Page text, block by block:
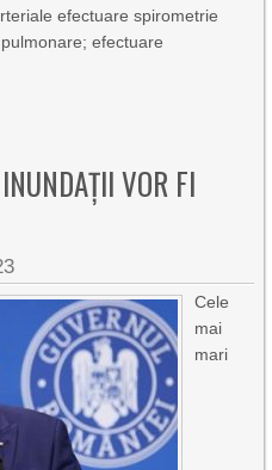
efectuare spirometrie
efectuare
VOR FI
Cele
mai
mari